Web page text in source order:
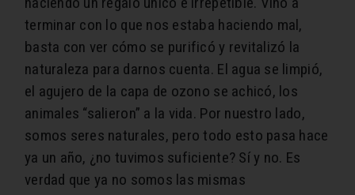
terminar con lo que nos estaba haciendo mal,
basta con ver cómo se purificó y revitalizó la
naturaleza para darnos cuenta. El agua se limpió,
el agujero de la capa de ozono se achicó, los
animales “salieron” a la vida. Por nuestro lado,
somos seres naturales, pero todo esto pasa hace
ya un año, ¿no tuvimos suficiente? Sí y no. Es
verdad que ya no somos las mismas